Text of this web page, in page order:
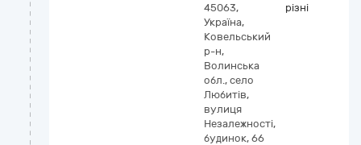
45063,
Україна,
Ковельський
р-н,
Волинська
обл., село
Любитів,
вулиця
Незалежності,
будинок, 66
різні